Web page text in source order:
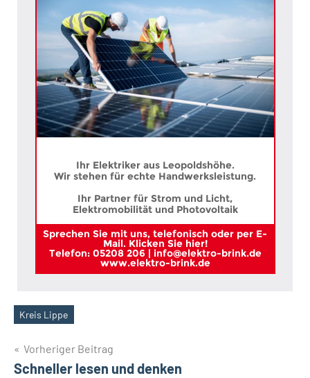
Ihr Elektriker aus Leopoldshöhe.
Wir stehen für echte Handwerksleistung.
Ihr Partner für Strom und Licht,
Elektromobilität und Photovoltaik
Sprechen Sie mit uns, telefonisch oder per E-
Mail. Klicken Sie hier!
Telefon: 05208 206 | info@elektro-brink.de
www.elektro-brink.de
Schlagwörter
Kreis Lippe
Beitragsnavigation
Vorheriger Beitrag
Schneller lesen und denken